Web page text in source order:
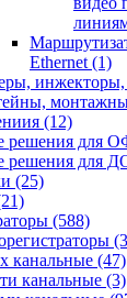
Ethernet (1)
инжекторы,
(12)
решения для
решения для
(25)
(588)
канальные (47)
канальные (3)